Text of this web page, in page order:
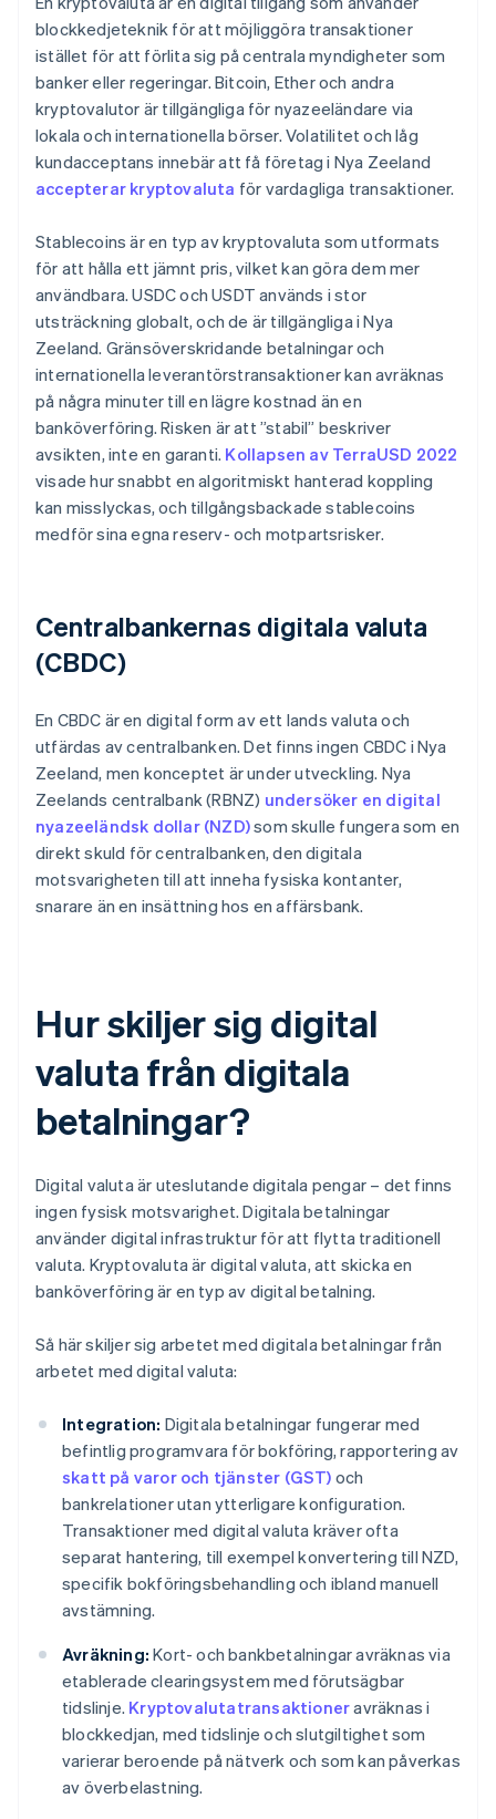
blockkedjeteknik för att möjliggöra transaktioner
istället för att förlita sig på centrala myndigheter som
banker eller regeringar. Bitcoin, Ether och andra
kryptovalutor är tillgängliga för nyazeeländare via
lokala och internationella börser. Volatilitet och låg
kundacceptans innebär att få företag i Nya Zeeland
accepterar kryptovaluta för vardagliga transaktioner.
Stablecoins är en typ av kryptovaluta som utformats
för att hålla ett jämnt pris, vilket kan göra dem mer
användbara. USDC och USDT används i stor
utsträckning globalt, och de är tillgängliga i Nya
Zeeland. Gränsöverskridande betalningar och
internationella leverantörstransaktioner kan avräknas
på några minuter till en lägre kostnad än en
banköverföring. Risken är att ”stabil” beskriver
avsikten, inte en garanti. Kollapsen av TerraUSD 2022
visade hur snabbt en algoritmiskt hanterad koppling
kan misslyckas, och tillgångsbackade stablecoins
medför sina egna reserv- och motpartsrisker.
Centralbankernas digitala valuta
(CBDC)
En CBDC är en digital form av ett lands valuta och
utfärdas av centralbanken. Det finns ingen CBDC i Nya
Zeeland, men konceptet är under utveckling. Nya
Zeelands centralbank (RBNZ) undersöker en digital
nyazeeländsk dollar (NZD)som skulle fungera som en
direkt skuld för centralbanken, den digitala
motsvarigheten till att inneha fysiska kontanter,
snarare än en insättning hos en affärsbank.
Hur skiljer sig digital
valuta från digitala
betalningar?
Digital valuta är uteslutande digitala pengar – det finns
ingen fysisk motsvarighet. Digitala betalningar
använder digital infrastruktur för att flytta traditionell
valuta. Kryptovaluta är digital valuta, att skicka en
banköverföring är en typ av digital betalning.
Så här skiljer sig arbetet med digitala betalningar från
arbetet med digital valuta:
Integration: Digitala betalningar fungerar med
befintlig programvara för bokföring, rapportering av
skatt på varor och tjänster (GST) och
bankrelationer utan ytterligare konfiguration.
Transaktioner med digital valuta kräver ofta
separat hantering, till exempel konvertering till NZD,
specifik bokföringsbehandling och ibland manuell
avstämning.
Avräkning: Kort- och bankbetalningar avräknas via
etablerade clearingsystem med förutsägbar
tidslinje. Kryptovalutatransaktioneravräknas i
blockkedjan, med tidslinje och slutgiltighet som
varierar beroende på nätverk och som kan påverkas
av överbelastning.